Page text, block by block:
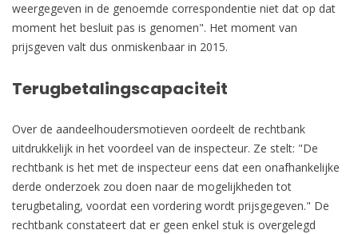
weergegeven in de genoemde correspondentie niet dat op dat
moment het besluit pas is genomen". Het moment van
prijsgeven valt dus onmiskenbaar in 2015.
Terugbetalingscapaciteit
Over de aandeelhoudersmotieven oordeelt de rechtbank
uitdrukkelijk in het voordeel van de inspecteur. Ze stelt: "De
rechtbank is het met de inspecteur eens dat een onafhankelijke
derde onderzoek zou doen naar de mogelijkheden tot
terugbetaling, voordat een vordering wordt prijsgegeven." De
rechtbank constateert dat er geen enkel stuk is overgelegd